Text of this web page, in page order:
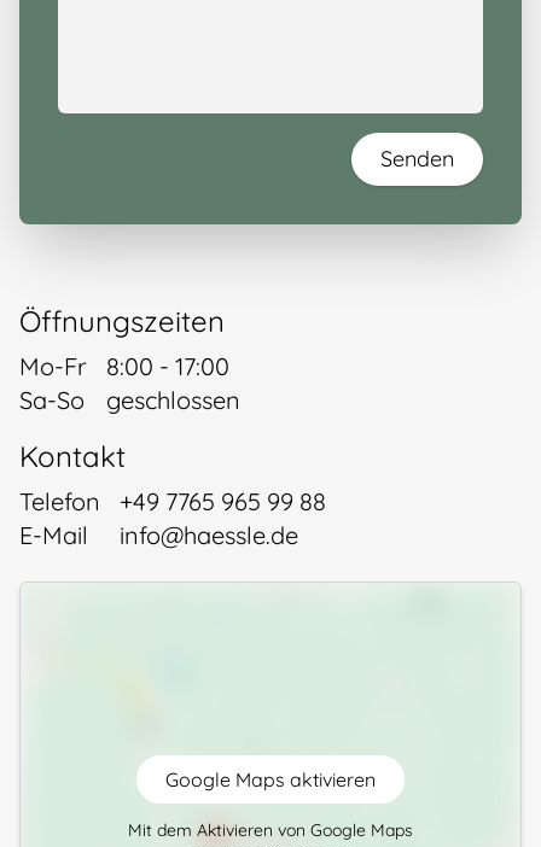
Öffnungszeiten
Mo-Fr
Sa-So
8:00 - 17:00
geschlossen
Kontakt
Telefon
E-Mail
+49 7765 965 99 88
info@haessle.de
Google Maps aktivieren
Mit dem Aktivieren von Google Maps